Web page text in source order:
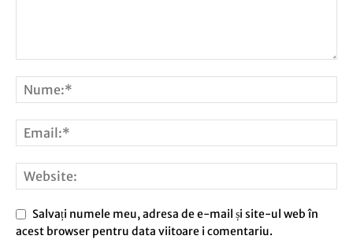
Salvați numele meu, adresa de e-mail și site-ul web în
acest browser pentru data viitoare i comentariu.